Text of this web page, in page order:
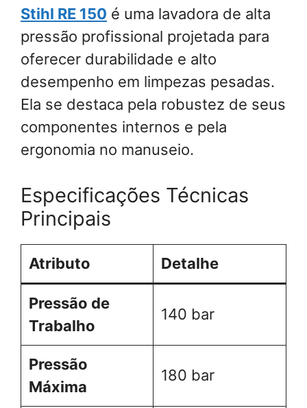
Stihl RE 150 é uma lavadora de alta
pressão profissional projetada para
oferecer durabilidade e alto
desempenho em limpezas pesadas.
Ela se destaca pela robustez de seus
componentes internos e pela
ergonomia no manuseio.
Especificações Técnicas
Principais
Atributo Detalhe
Pressão de
Trabalho
140 bar
Pressão
Máxima
180 bar